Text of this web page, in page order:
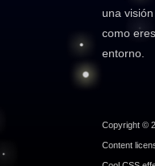
una
como
entorno.
Copyright ©
Content